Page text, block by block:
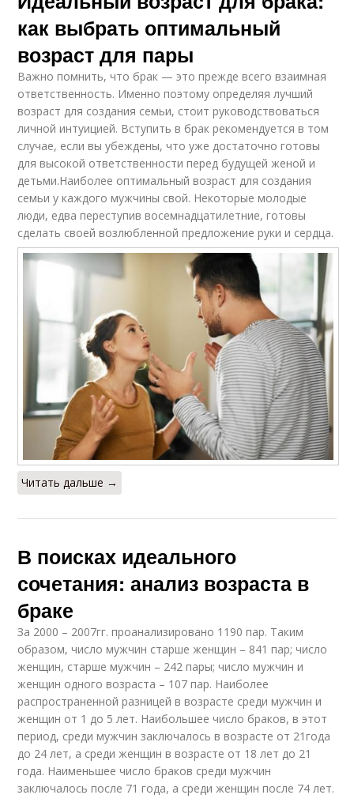
как выбрать оптимальный
возраст для пары
Важно помнить, что брак — это прежде всего взаимная
ответственность. Именно поэтому определяя лучший
возраст для создания семьи, стоит руководствоваться
личной интуицией. Вступить в брак рекомендуется в том
случае, если вы убеждены, что уже достаточно готовы
для высокой ответственности перед будущей женой и
детьми.Наиболее оптимальный возраст для создания
семьи у каждого мужчины свой. Некоторые молодые
люди, едва переступив восемнадцатилетние, готовы
сделать своей возлюбленной предложение руки и сердца.
Читать дальше →
В поисках идеального
сочетания: анализ возраста в
браке
За 2000 – 2007гг. проанализировано 1190 пар. Таким
образом, число мужчин старше женщин – 841 пар; число
женщин, старше мужчин – 242 пары; число мужчин и
женщин одного возраста – 107 пар. Наиболее
распространенной разницей в возрасте среди мужчин и
женщин от 1 до 5 лет. Наибольшее число браков, в этот
период, среди мужчин заключалось в возрасте от 21года
до 24 лет, а среди женщин в возрасте от 18 лет до 21
года. Наименьшее число браков среди мужчин
заключалось после 71 года, а среди женщин после 74 лет.